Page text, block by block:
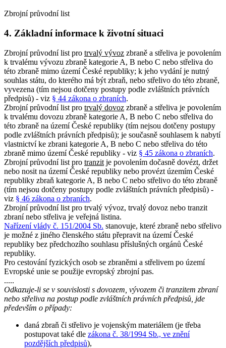
Zbrojní průvodní list
4. Základní informace k životní situaci
Zbrojní průvodní list pro trvalý vývoz zbraně a střeliva je povolením
k trvalému vývozu zbraně kategorie A, B nebo C nebo střeliva do
této zbraně mimo území České republiky; k jeho vydání je nutný
souhlas státu, do kterého má být zbraň, nebo střelivo do této zbraně,
vyvezena (tím nejsou dotčeny postupy podle zvláštních právních
předpisů) - viz § 44 zákona o zbraních.
Zbrojní průvodní list pro trvalý dovoz zbraně a střeliva je povolením
k trvalému dovozu zbraně kategorie A, B nebo C nebo střeliva do
této zbraně na území České republiky (tím nejsou dotčeny postupy
podle zvláštních právních předpisů); je současně souhlasem k nabytí
vlastnictví ke zbrani kategorie A, B nebo C nebo střeliva do této
zbraně mimo území České republiky - viz § 45 zákona o zbraních.
Zbrojní průvodní list pro tranzit je povolením dočasně dovézt, držet
nebo nosit na území České republiky nebo provézt územím České
republiky zbraň kategorie A, B nebo C nebo střelivo do této zbraně
(tím nejsou dotčeny postupy podle zvláštních právních předpisů) -
viz § 46 zákona o zbraních.
Zbrojní průvodní list pro trvalý vývoz, trvalý dovoz nebo tranzit
zbraní nebo střeliva je veřejná listina.
Nařízení vlády č. 151/2004 Sb. stanovuje, které zbraně nebo střelivo
je možné z jiného členského státu přepravit na území České
republiky bez předchozího souhlasu příslušných orgánů České
republiky.
Pro cestování fyzických osob se zbraněmi a střelivem po území
Evropské unie se použije evropský zbrojní pas.
.....
Odkazuje-li se v souvislosti s dovozem, vývozem či tranzitem zbraní
nebo střeliva na postup podle zvláštních právních předpisů, jde
především o případy:
daná zbraň či střelivo je vojenským materiálem (je třeba
postupovat také dle zákona č. 38/1994 Sb., ve znění
pozdějších předpisů),